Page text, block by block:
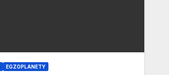
EGZOPLANETY